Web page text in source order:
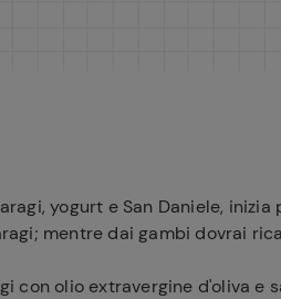
yogurt e San Daniele,
mentre dai gambi dovrai
con olio extravergine d'oliva e